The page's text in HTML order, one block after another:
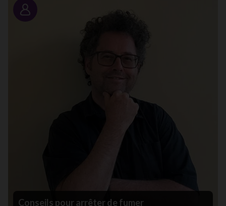
Portrait
Conseils pour arrêter de fumer